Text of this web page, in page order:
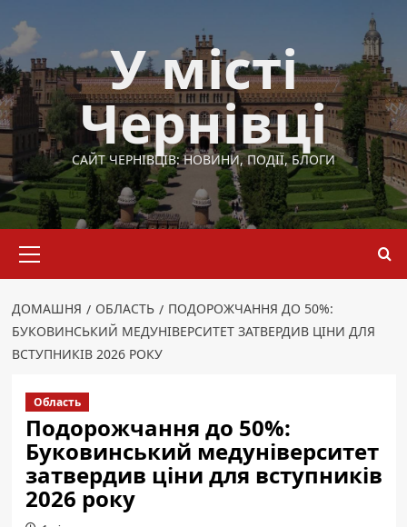
до
вмісту
У місті
Чернівці
САЙТ ЧЕРНІВЦІВ: НОВИНИ, ПОДІЇ, БЛОГИ
меню
ДОМАШНЯ ОБЛАСТЬ
ПОДОРОЖЧАННЯ ДО 50%:
БУКОВИНСЬКИЙ МЕДУНІВЕРСИТЕТ ЗАТВЕРДИВ ЦІНИ ДЛЯ
ВСТУПНИКІВ 2026 РОКУ
Область
Подорожчання до 50%:
Буковинський медуніверситет
затвердив ціни для вступників
2026 року